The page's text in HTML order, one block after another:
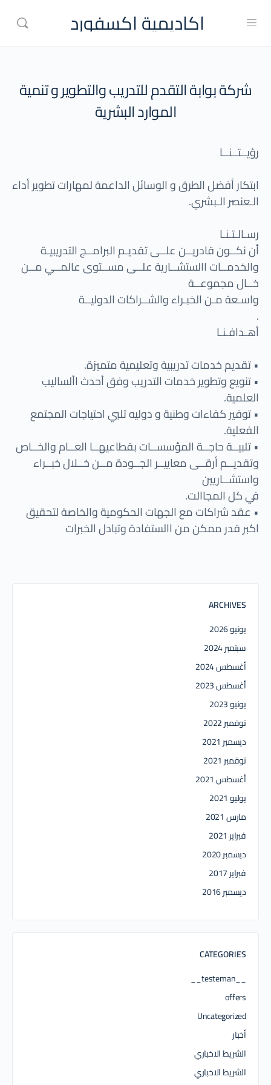
اكاديمية اكسفورد
شركة بوابة التقدم للتدريب والتطوير و تنمية
الموارد البشرية
رؤيــتــنــا
ابتكار أفضل الطرق و الوسائل الداعمة لمهارات تطوير أداء
الـعنصر الـبشري.
رسـالـتـنـا
أن نكــون قادريــن علــى تقديـم البرامــج التدريبيـة
والخدمــات االستشــارية علــى مســتوى عالمــي مــن
خــال مجموعــة
واسـعة مـن الخبـراء والشــراكات الدوليــة
.
أهـدافـنـا
• تقديم خدمات تدريبية وتعليمية متميزة.
• تنويع وتطوير خدمات التدريب وفق أحدث األساليب
العلمية.
• توفير كفاءات وطنية و دوليه تلبي احتياجات المجتمع
الفعلية.
• تلبيــة حاجــة المؤسســات بقطاعيهــا العــام والخــاص
وتقديــم أرقــى معاييــر الجــودة مــن خــلال خبــراء
واستشــاريين
في كل المجاالت.
• عقد شراكات مع الجهات الحكومية والخاصة لتحقيق
اكبر قدر ممكن من االستفادة وتبادل الخبرات
ARCHIVES
يونيو 2026
سبتمبر 2024
أغسطس 2024
أغسطس 2023
يونيو 2023
نوفمبر 2022
ديسمبر 2021
نوفمبر 2021
أغسطس 2021
يوليو 2021
مارس 2021
فبراير 2021
ديسمبر 2020
فبراير 2017
ديسمبر 2016
CATEGORIES
__testeman__
offers
Uncategorized
أخبار
الشريط الاخباري
الشريط الاخباري